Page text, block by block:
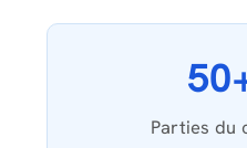
Parties du